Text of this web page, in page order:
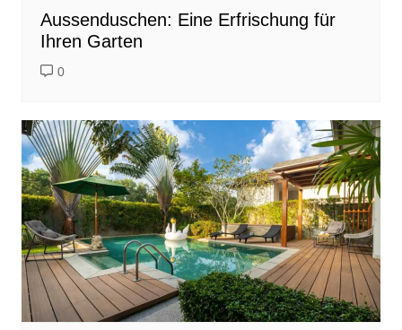
Aussenduschen: Eine Erfrischung für
Ihren Garten
0